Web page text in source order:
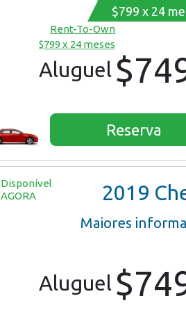
$799 x 24
Rent-To-Own
$799 x 24 meses
Aluguel
Reserva
Disponível
AGORA
2019 Chevrolet
Maiores
Aluguel